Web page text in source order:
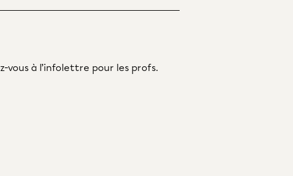
vous à l’infolettre pour les profs.